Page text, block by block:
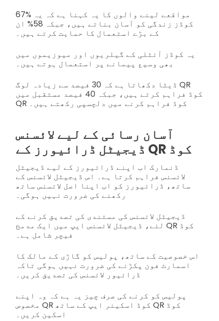
67% مواقعے لینے والوں کا یہ کہنا ہے کہ یہ
کوڈز زندگی کو آسان بناتے ہیں، جبکہ 58% ان
کے بڑے استعمال کا حمایت کرتے ہیں۔
یہ کوڈز آئٹلی کے گیلریوں اور میوزیموں میں
بھی وسیع پیمانے پر استعمال ہوتے ہیں۔
ڈیٹا دکھاتا ہے کہ 30 فیصد سے زیادہ لوگ QR
کوڈ فراہم کرتے ہیں، جبکہ 40 فیصد مستقبل میں
QR کوڈ فراہم کرنے میں دلچسپی رکھتے ہیں۔
آسان رسائی کے لیے لائسنس
ڈیجیٹل ڈرائیورز کے QR کوڈ
ڈنمارک اب اپنے ڈرائیورز کے لیے ڈیجیٹل
لائسنس فراہم کرتا ہے۔ اس ڈیجیٹل لائسنس کے
ساتھ، ڈرائیورز کو اب اپنا اصل لائسنس ساتھ
رکھنے کی ضرورت نہیں ہوگی۔
ڈیجیٹل لائسنس کی مستندی کی تصدیق کرنے کے
لئے، ڈیجیٹل لائسنس ایپ میں ایک مدمج QR کوڈ
فیچر شامل ہے۔
اس خصوصیت کے ساتھ، پولیس کو گاڑی کے مالک کا
اسمارٹ فون پکڑنے کی ضرورت نہیں ہوگی تاکہ
ڈرائیور لائسنس کی تصدیق کریں۔
پولیس کو کرنے کی صرف چیز یہ ہے کہ وہ اپنے
مخصوص QR کوڈ اسکینر ایپ کے ساتھ QR کوڈ
اسکین کریں۔